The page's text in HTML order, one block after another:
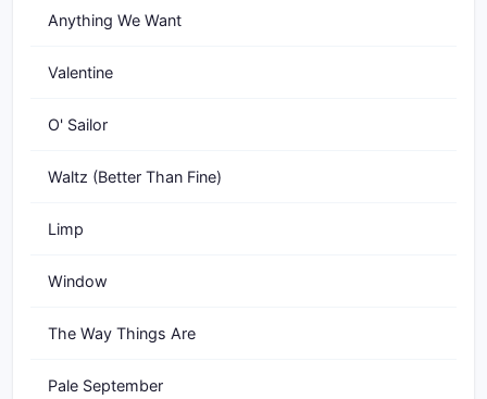
Anything We Want
Valentine
O' Sailor
Waltz (Better Than Fine)
Limp
Window
The Way Things Are
Pale September